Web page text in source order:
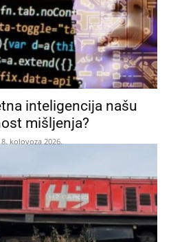
inteligencija našu
mišljenja?
kolovoza 2026.